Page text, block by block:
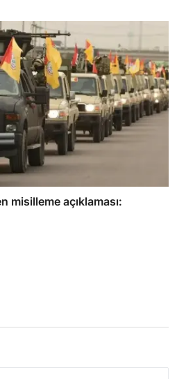
misilleme açıklaması: